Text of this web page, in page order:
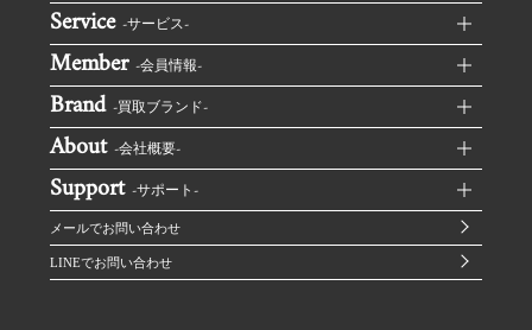
Service -サービス-
RECLOブランド買取TOP
無料集荷を申し込む
LINE査定
Member -会員情報-
ログイン
マイページ
査定状況の確認
Brand -買取ブランド-
ルイヴィトン買取
シャネル買取
エルメス買取
グッチ買取
プラダ買取
About -会社概要-
ご利用規約
プライバシーポリシー
反社会的勢力に対する基本方針
Support -サポート-
RECLOが選ばれる理由
お買取の流れ
メールでお問い合わせ
LINEでお問い合わせ